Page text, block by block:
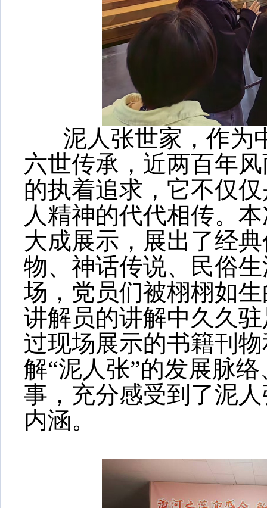
泥人张世家，作为
六世传承，近两百年
的执着追求，它不仅
人精神的代代相传。
大成展示，展出了经
物、神话传说、民俗
场，党员们被栩栩如
讲解员的讲解中久久
过现场展示的书籍刊
解“泥人张”的发展脉
事，充分感受到了泥
内涵。